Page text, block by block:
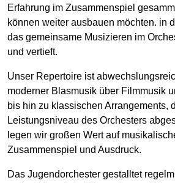
Erfahrung im Zusammenspiel
können weiter ausbauen möchten. in
das gemeinsame Musizieren im
und vertieft.
Unser Repertoire ist
moderner Blasmusik über Filmmusik
bis hin zu klassischen Arrangements,
Leistungsniveau des Orchesters
legen wir großen Wert auf
Zusammenspiel und Ausdruck.
Das Jugendorchester gestalltet